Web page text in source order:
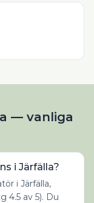
— vanliga
i Järfälla?
i Järfälla,
4.5 av 5). Du